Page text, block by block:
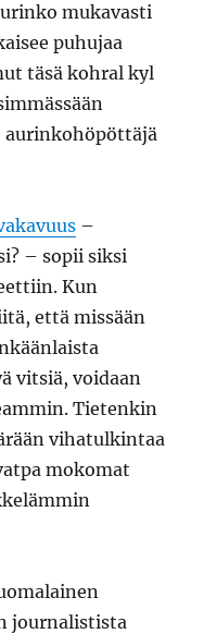
mukavasti
puhujaa
täsä kohral kyl
–
– sopii siksi
Kun
että missään
vitsiä, voidaan
Tietenkin
vihatulkintaa
mokomat
journalistista